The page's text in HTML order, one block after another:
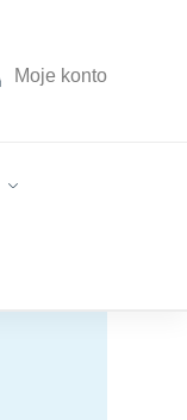
Moje konto